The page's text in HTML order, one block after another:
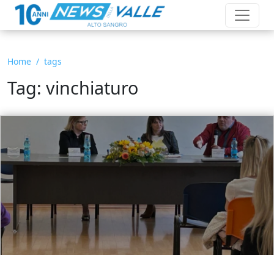
Home tags
Tag: vinchiaturo